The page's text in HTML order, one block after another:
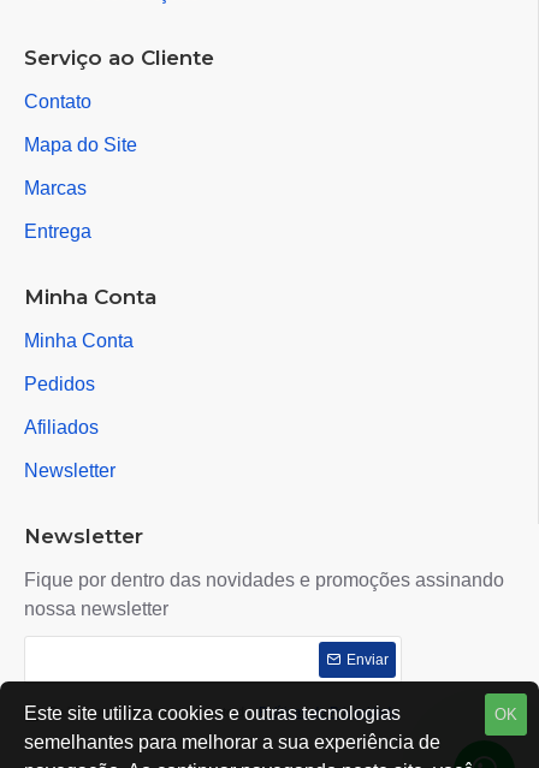
Serviço ao Cliente
Contato
Mapa do Site
Marcas
Entrega
Minha Conta
Minha Conta
Pedidos
Afiliados
Newsletter
Newsletter
Fique por dentro das novidades e promoções assinando
nossa newsletter
Enviar
Eu li e concordo com o contrato de Políticas de Privacidade OK
Este site utiliza cookies e outras tecnologias
semelhantes para melhorar a sua experiência de